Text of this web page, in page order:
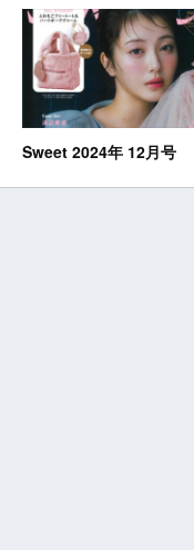
Sweet 2024年 12月号